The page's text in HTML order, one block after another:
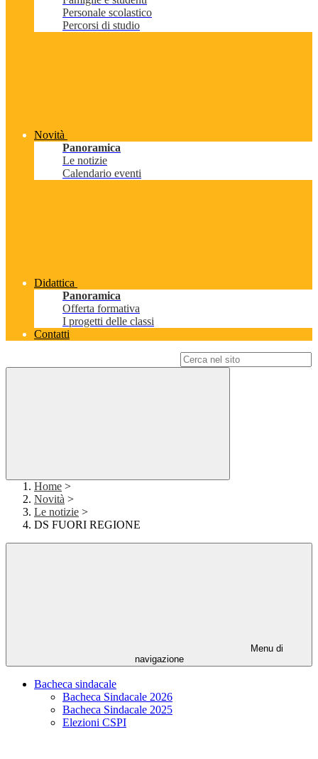
Personale scolastico
Percorsi di studio
Novità
Panoramica
Le notizie
Calendario eventi
Didattica
Panoramica
Offerta formativa
I progetti delle classi
Contatti
Home >
Novità >
Le notizie >
DS FUORI REGIONE
Menu di
navigazione
Bacheca sindacale
Bacheca Sindacale 2026
Bacheca Sindacale 2025
Elezioni CSPI